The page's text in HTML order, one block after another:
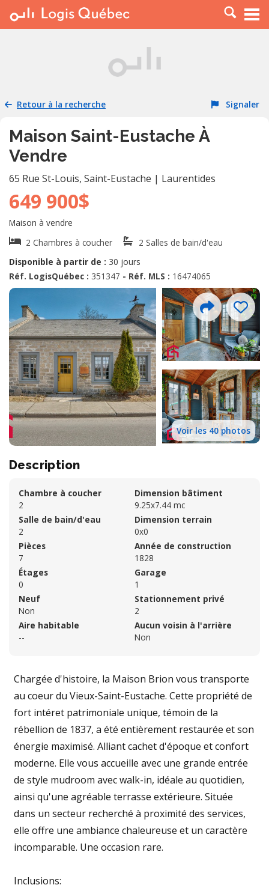
À LOUER
PLACER UNE ANNONCE
RESSOURCES
Retour à la recherche Signaler
Maison Saint-Eustache À
Vendre
65 Rue St-Louis, Saint-Eustache | Laurentides
649 900$
Maison à vendre
2 Chambres à coucher
2 Salles de bain/d'eau
Disponible à partir de : 30 jours
Réf. LogisQuébec : 351347 - Réf. MLS : 16474065
Voir les 40 photos
Description
Chambre à coucher
2
Salle de bain/d'eau
2
Pièces
7
Étages
0
Neuf
Non
Aire habitable
--
Dimension bâtiment
9.25x7.44 mc
Dimension terrain
0x0
Année de construction
1828
Garage
1
Stationnement privé
2
Aucun voisin à l'arrière
Non
Chargée d'histoire, la Maison Brion vous transporte
au coeur du Vieux-Saint-Eustache. Cette propriété de
fort intéret patrimoniale unique, témoin de la
rébellion de 1837, a été entièrement restaurée et son
énergie maximisé. Alliant cachet d'époque et confort
moderne. Elle vous accueille avec une grande entrée
de style mudroom avec walk-in, idéale au quotidien,
ainsi qu'une agréable terrasse extérieure. Située
dans un secteur recherché à proximité des services,
elle offre une ambiance chaleureuse et un caractère
incomparable. Une occasion rare.
Inclusions: